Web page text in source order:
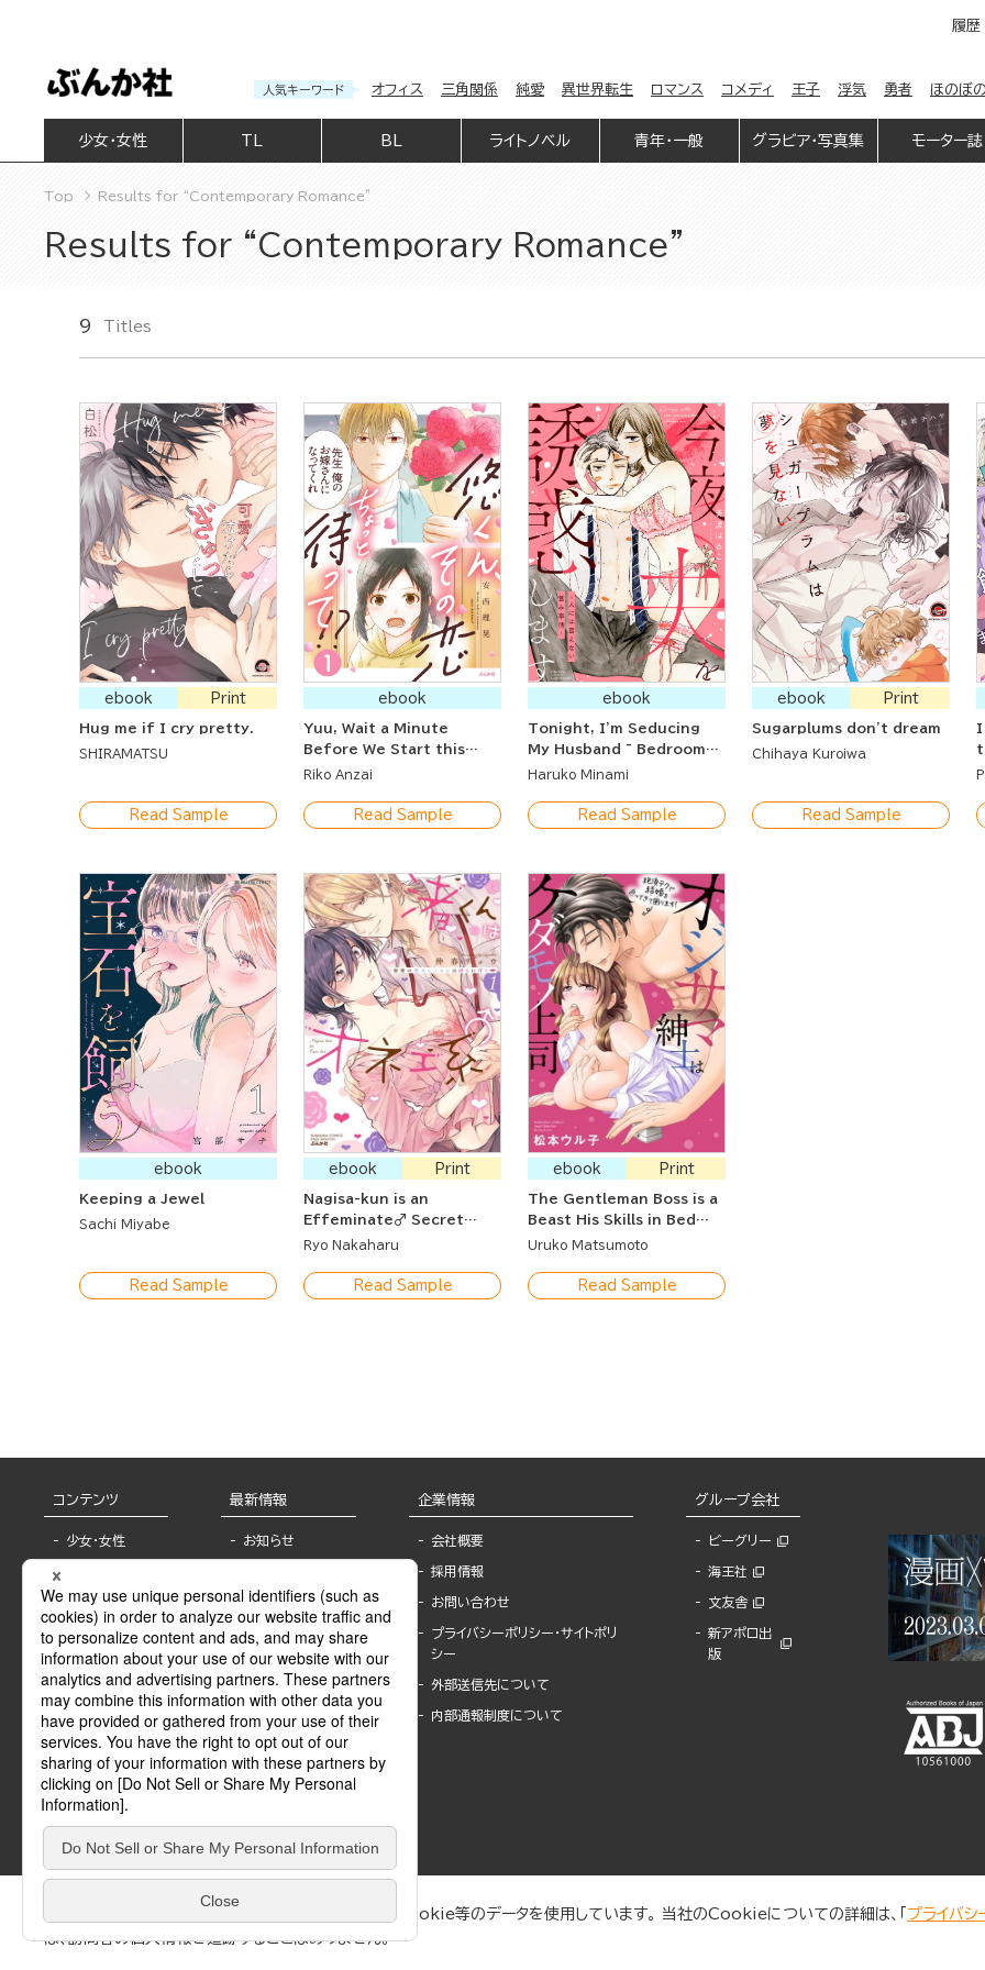
履歴
人気キーワード オフィス 三角関係 純愛 異世界転生 ロマンス コメディ 王子 浮気 勇者 ほのぼ
少女・女性 BL ライトノベル 青年・一般 グラビア・写真集 モーター誌
Top Results for “Contemporary Romance”
Results for “Contemporary Romance”
Titles
9
ebook Print
Hug me if I cry pretty.
SHIRAMATSU
Read Sample
ebook
Yuu, Wait a Minute
Before We Start this
Romance!
Riko Anzai
Read Sample
ebook
Tonight, I'm Seducing
My Husband ~ Bedroom
Issues We Can't Tell
Haruko Minami
Read Sample
ebook Print
Sugarplums don't dream
Chihaya Kuroiwa
Read Sample
I
ebook
Keeping a Jewel
Sachi Miyabe
Read Sample
ebook Print
Nagisa-kun is an
Effeminate♂ Secret
Lover Lessons are Lewdly
Ryo Nakaharu
Read Sample
ebook Print
The Gentleman Boss is a
Beast His Skills in Bed
Are Pressuring Me to
Uruko Matsumoto
Read Sample
コンテンツ
少女・女性
BL
ライトノベル
青年・一般
グラビア・写真
モーター誌
SPECIAL
Sublicense
最新情報
お知らせ
報
書店様へ
海外ライセンシー
公式SNSアカウ
ント
作家一覧
Keyword list
Author list
企業情報
会社概要
採用情報
お問い合わせ
プライバシーポリシー・サイトポリ
シー
外部送信先について
内部通報制度について
グループ会社
ビーグリー
海王社
文友舎
新アポロ出
版
ぶんか社が運営するサイトでは、利便性向上のためにCookie等のデータを使用しています。 当社のCookieについての詳細は、「 プライバシ
は、訪問者の個人情報を追跡することはありません。